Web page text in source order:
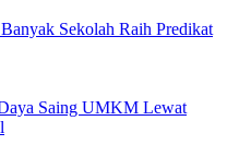
Sekolah Raih Predikat
Saing UMKM Lewat